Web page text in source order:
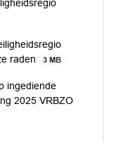
raden
3 MB
ingediende
2025 VRBZO